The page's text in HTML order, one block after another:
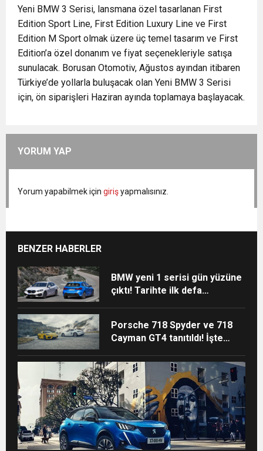
Yeni BMW 3 Serisi, lansmana özel tasarlanan First
Edition Sport Line, First Edition Luxury Line ve First
Edition M Sport olmak üzere üç temel tasarım ve First
Edition’a özel donanım ve fiyat seçenekleriyle satışa
sunulacak. Borusan Otomotiv, Ağustos ayından itibaren
Türkiye’de yollarla buluşacak olan Yeni BMW 3 Serisi
için, ön siparişleri Haziran ayında toplamaya başlayacak.
YORUM YAP
Yorum yapabilmek için girişyapmalısınız.
BENZER HABERLER
BMW yeni 1 serisi gün yüzüne
çıktı! Tarihte ilk defa…
Porsche 718 Spyder ve 718
Cayman GT4 tanıtıldı! İşte